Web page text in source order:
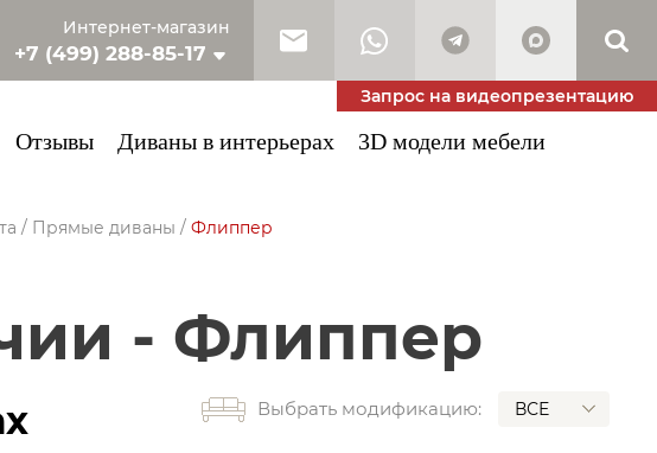
Интернет-магазин
+7 (499) 288-85-17
+7 (985) 410-53-34
Запрос на видеопрезентацию
Отзывы Диваны в интерьерах 3D модели мебели
/ Прямые диваны / Флиппер
- Флиппер
Выбрать модификацию: ВСЕ